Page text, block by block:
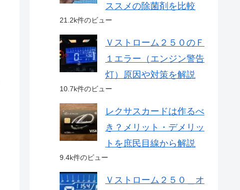
ススメの除菌剤を比較
21.2k件のビュー
Ｖストローム２５０のＦ
１エラー（エンジン警告
灯）原因や対策を解説
10.7k件のビュー
レクサスカードは作るべ
き？メリット・デメリッ
トを庶民目線から解説
9.4k件のビュー
Ｖストローム２５０＿オ